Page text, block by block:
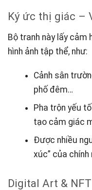
Ký ức thị giác –
Bộ tranh này lấy cảm
hình ảnh tập thể, như:
Cảnh sân
phố đêm…
Pha trộn yếu
tạo cảm giác
Được nhiều
xúc” của chính
Digital Art &